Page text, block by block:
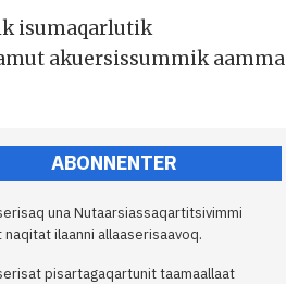
isumaqarlutik
akuersissummik aamma
ABONNENTER
una Nutaarsiassaqartitsivimmi
naqitat ilaanni allaaserisaavoq.
pisartagaqartunit taamaallaat